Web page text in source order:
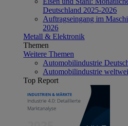
Deutschland 2025-2026
Auftragseingang im
2026
Metall & Elektronik
Themen
Weitere Themen
Automobilindustrie
Automobilindustrie
Top Report